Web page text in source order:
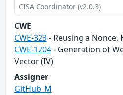
CISA Coordinator (v2.0.3)
CWE
CWE-323- Reusing a Nonce,
CWE-1204- Generation of
Vector (IV)
Assigner
GitHub_M